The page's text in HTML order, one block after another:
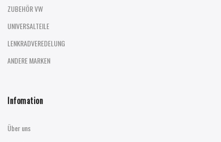
ZUBEHÖR VW
UNIVERSALTEILE
LENKRADVEREDELUNG
ANDERE MARKEN
Infomation
Über uns